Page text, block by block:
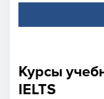
Курсы
IELTS